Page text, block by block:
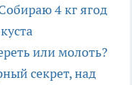
4 кг ягод
или молоть?
секрет, над